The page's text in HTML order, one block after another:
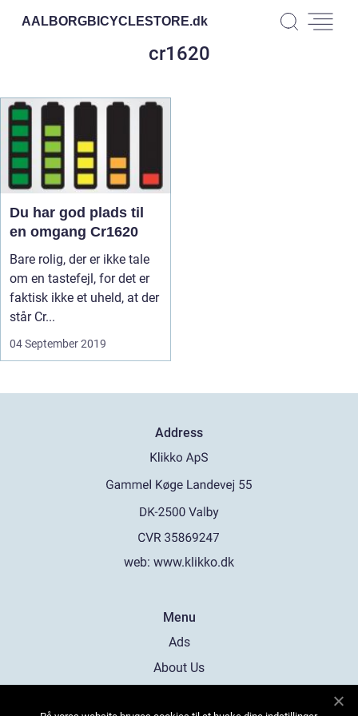
AALBORGBICYCLESTORE.dk
cr1620
Du har god plads til
en omgang Cr1620
Bare rolig, der er ikke tale
om en tastefejl, for det er
faktisk ikke et uheld, at der
står Cr...
04 September 2019
Address
web: www.klikko.dk
Menu
Ads
About Us